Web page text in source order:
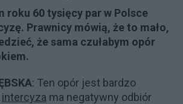
roku 60 tysięcy par w Polsce
Prawnicy mówią, że to mało,
że sama czułabym opór
: Ten opór jest bardzo
intercyza ma negatywny odbiór